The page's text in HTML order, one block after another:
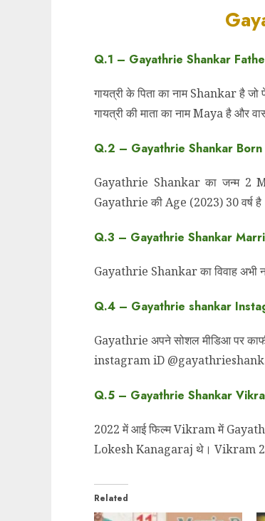
Q.1 – Gayathrie Shankar
गायत्री के पिता का नाम Shankar है जो
गायत्री की माता का नाम Maya है और
Q.2 – Gayathrie Shankar
Gayathrie Shankar का जन्म 2
Gayathrie की Age (2023) 30 वर्ष
Q.3 – Gayathrie Shankar
Gayathrie Shankar का विवाह अभी
Q.4 – Gayathrie shankar
Gayathrie अपने सोशल मीडिआ पर
instagram iD
Q.5 – Gayathrie Shankar
2022 में आई फिल्म Vikram में
Lokesh Kanagaraj थे। Vikram
Related